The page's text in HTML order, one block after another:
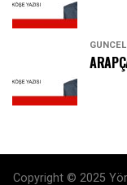
GÜNCEL
Copyright © 2025